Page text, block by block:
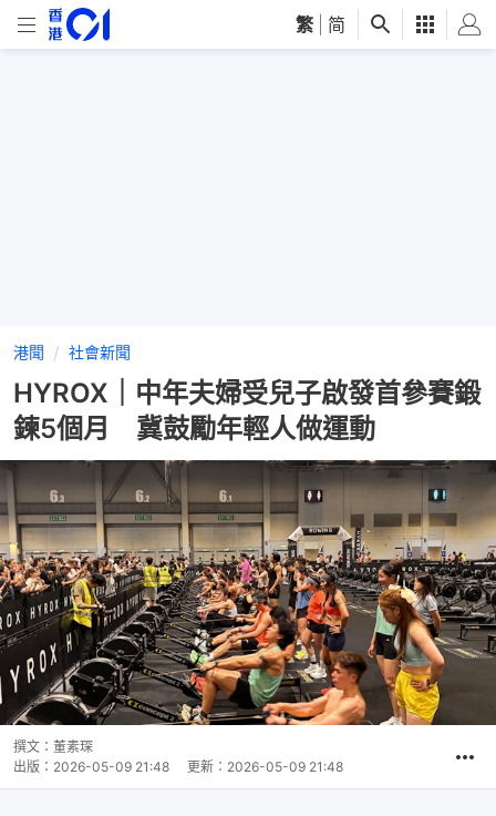
繁 简
港聞 社會新聞
HYROX｜中年夫婦受兒子啟發首參賽鍛
鍊5個月 冀鼓勵年輕人做運動
撰文： 董素琛
出版： 2026-05-09 21:48 更新： 2026-05-09 21:48